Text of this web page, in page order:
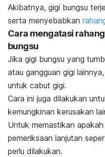
Akibatnya, gigi bungsu
serta menyebabkan
Cara mengatasi
bungsu
Jika gigi bungsu yang
atau gangguan gigi
untuk cabut gigi.
Cara ini juga dilakukan
kemungkinan kerusakan
Untuk memastikan
pemeriksaan lanjutan
perlu dilakukan.